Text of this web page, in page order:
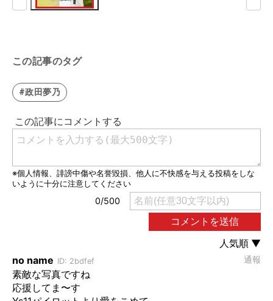
この記事のタグ
#政田夢乃